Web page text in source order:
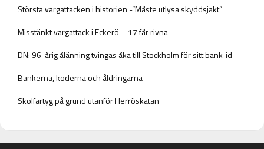
Största vargattacken i historien -”Måste utlysa skyddsjakt”
Misstänkt vargattack i Eckerö – 17 får rivna
DN: 96-årig ålänning tvingas åka till Stockholm för sitt bank-id
Bankerna, koderna och åldringarna
Skolfartyg på grund utanför Herröskatan